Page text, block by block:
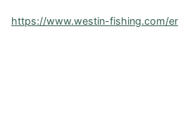
https://www.westin-fishing.com/